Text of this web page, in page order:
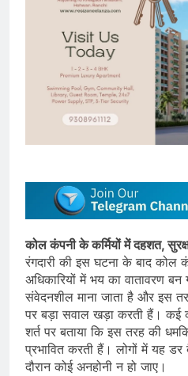
कोल कंपनी के कर्मियों में दहशत,
रंगदारी की इस घटना के बाद कोल
अधिकारियों में भय का वातावरण
संवेदनशील माना जाता है और इस
पर बड़ा सवाल खड़ा करती हैं। कई
शर्त पर बताया कि इस तरह की
प्रभावित करती हैं। लोगों में यह
दौरान कोई अनहोनी न हो जाए।